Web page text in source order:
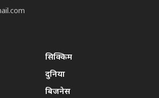
सिक्किम
दुनिया
बिजनेस